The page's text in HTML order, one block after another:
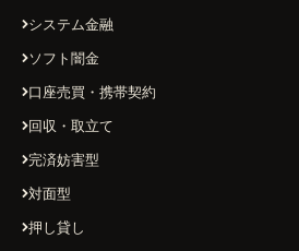
システム金融
ソフト闇金
口座売買・携帯契約
回収・取立て
完済妨害型
対面型
押し貸し